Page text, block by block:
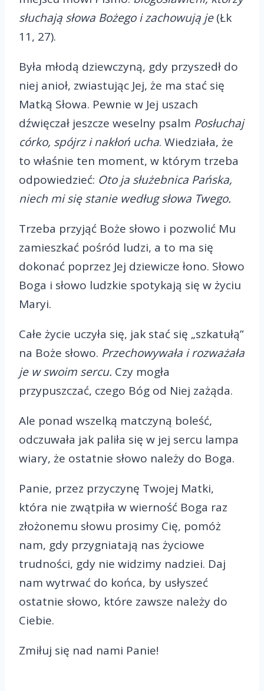
słuchają słowa Bożego i zachowują je(Łk
11, 27).
Była młodą dziewczyną, gdy przyszedł do
niej anioł, zwiastując Jej, że ma stać się
Matką Słowa. Pewnie w Jej uszach
dźwięczał jeszcze weselny psalm Posłuchaj
córko, spójrz i nakłoń ucha. Wiedziała, że
to właśnie ten moment, w którym trzeba
odpowiedzieć: Oto ja służebnica Pańska,
niech mi się stanie według słowa Twego.
Trzeba przyjąć Boże słowo i pozwolić Mu
zamieszkać pośród ludzi, a to ma się
dokonać poprzez Jej dziewicze łono. Słowo
Boga i słowo ludzkie spotykają się w życiu
Maryi.
Całe życie uczyła się, jak stać się „szkatułą”
na Boże słowo. Przechowywała i rozważała
je w swoim sercu. Czy mogła
przypuszczać, czego Bóg od Niej zażąda.
Ale ponad wszelką matczyną boleść,
odczuwała jak paliła się w jej sercu lampa
wiary, że ostatnie słowo należy do Boga.
Panie, przez przyczynę Twojej Matki,
która nie zwątpiła w wierność Boga raz
złożonemu słowu prosimy Cię, pomóż
nam, gdy przygniatają nas życiowe
trudności, gdy nie widzimy nadziei. Daj
nam wytrwać do końca, by usłyszeć
ostatnie słowo, które zawsze należy do
Ciebie.
Zmiłuj się nad nami Panie!